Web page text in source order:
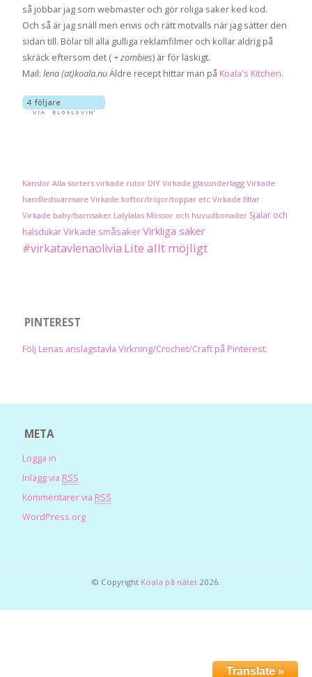
så jobbar jag som webmaster och gör roliga saker ked kod.
Och så är jag snäll men envis och rätt motvalls när jag sätter den
sidan till. Bölar till alla gulliga reklamfilmer och kollar aldrig på
skräck eftersom det ( + zombies) är för läskigt.
Mail:lena (at)koala.nuÄldre recept hittar man på Koala's Kitchen.
Känslor Alla sorters virkade rutor DIY Virkade glasunderlägg Virkade
handledsvärmare Virkade koftor/tröjor/toppar etc Virkade filtar
Virkade baby/barnsaker Lalylalas Mössor och huvudbonader Sjalar och
halsdukar Virkade småsakerVirkliga saker
#virkatavlenaolivia Lite allt möjligt
PINTEREST
Följ Lenas anslagstavla Virkning/Crochet/Craft på Pinterest.
META
Logga in
Inlägg via RSS
Kommentarer via RSS
WordPress.org
© Copyright Koala på nätet 2026.
Translate »